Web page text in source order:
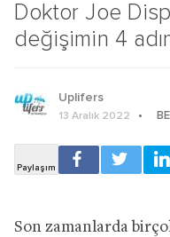
Doktor Joe
değişimin 4
Uplifers
13 Aralık 2022
Son zamanlarda